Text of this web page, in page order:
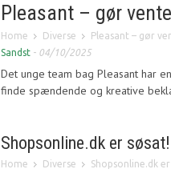
Pleasant – gør
Home Diverse Pleasant – gør
Sandst - 04/10/2025
Det unge team bag Pleasant har
finde spændende og kreative
Shopsonline.dk er søsat!
Home Diverse Shopsonline.dk